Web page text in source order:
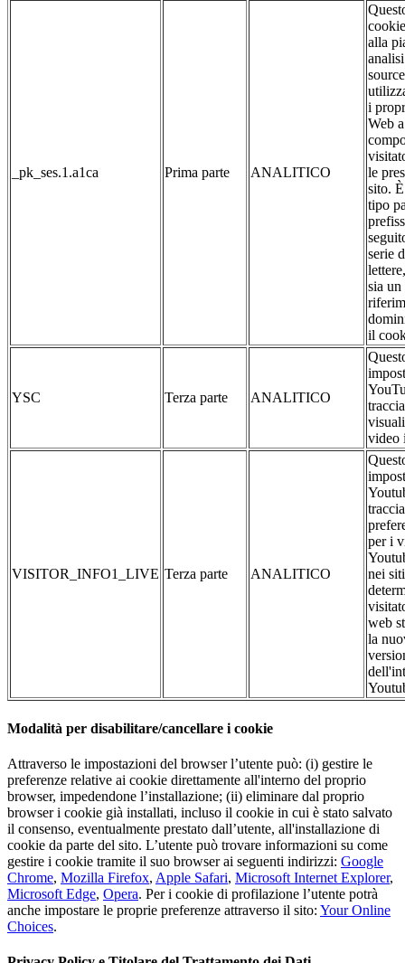
_pk_ses.1.a1ca Prima parte ANALITICO
alla
i
Web
le
sito.
tipo
serie
sia
il
YSC Terza parte ANALITICO
video
VISITOR_INFO1_LIVE Terza parte ANALITICO
per i
nei
web
la
Modalità per disabilitare/cancellare i cookie
Attraverso le impostazioni del browser l’utente può: (i) gestire le
preferenze relative ai cookie direttamente all'interno del proprio
browser, impedendone l’installazione; (ii) eliminare dal proprio
browser i cookie già installati, incluso il cookie in cui è stato salvato
il consenso, eventualmente prestato dall’utente, all'installazione di
cookie da parte del sito. L’utente può trovare informazioni su come
gestire i cookie tramite il suo browser ai seguenti indirizzi: Google
Chrome, Mozilla Firefox, Apple Safari, Microsoft Internet Explorer,
Microsoft Edge, Opera. Per i cookie di profilazione l’utente potrà
anche impostare le proprie preferenze attraverso il sito: Your Online
Choices.